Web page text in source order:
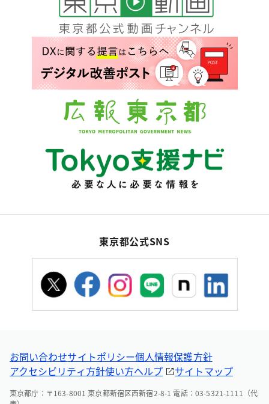
東京都公式SNS
お問い合わせサイトポリシー個人情報保護方針
アクセシビリティ方針使い方ヘルプ サイトマップ
東京都庁：〒163-8001 東京都新宿区西新宿2-8-1 電話：03-5321-1111（代